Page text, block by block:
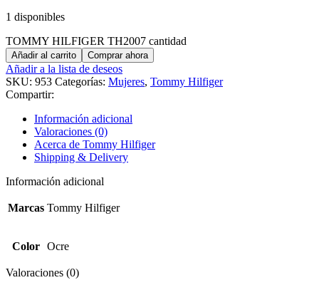
1 disponibles
TOMMY HILFIGER TH2007 cantidad
Añadir al carrito Comprar ahora
Añadir a la lista de deseos
SKU: 953 Categorías: Mujeres, Tommy Hilfiger
Compartir:
Información adicional
Valoraciones (0)
Acerca de Tommy Hilfiger
Shipping & Delivery
Información adicional
Marcas Tommy Hilfiger
Color Ocre
Valoraciones (0)